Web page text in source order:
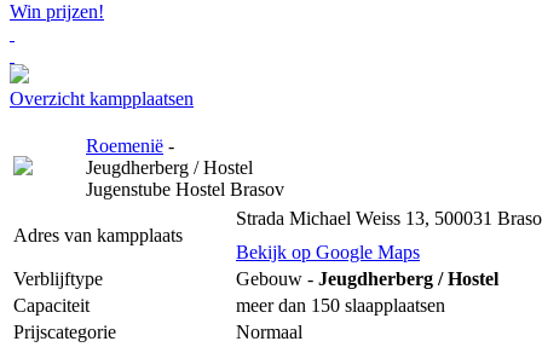
Win prijzen!
Overzicht kampplaatsen
Roemenië -
Jeugdherberg / Hostel
Jugenstube Hostel Brasov
Adres van kampplaats
Strada Michael Weiss 13, 500031
Bekijk op Google Maps
Verblijftype
Gebouw - Jeugdherberg / Hostel
Capaciteit
meer dan 150 slaapplaatsen
Prijscategorie
Normaal